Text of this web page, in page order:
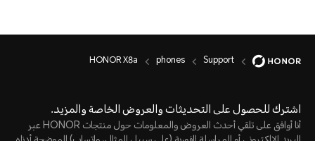
Support
phones
HONOR X8a
اشترك للحصول على التحديثات والعروض الخاصة والمزيد.
أنا أوافق على تلقي أحدث العروض والمعلومات حول منتجات HONOR عبر